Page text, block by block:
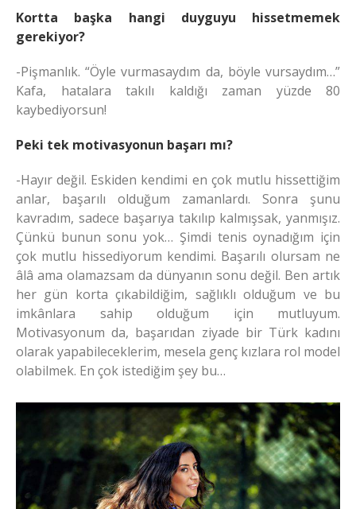
Kortta başka hangi duyguyu hissetmemek
gerekiyor?
-Pişmanlık. “Öyle vurmasaydım da, böyle vursaydım…”
Kafa, hatalara takılı kaldığı zaman yüzde 80
kaybediyorsun!
Peki tek motivasyonun başarı mı?
-Hayır değil. Eskiden kendimi en çok mutlu hissettiğim
anlar, başarılı olduğum zamanlardı. Sonra şunu
kavradım, sadece başarıya takılıp kalmışsak, yanmışız.
Çünkü bunun sonu yok… Şimdi tenis oynadığım için
çok mutlu hissediyorum kendimi. Başarılı olursam ne
âlâ ama olamazsam da dünyanın sonu değil. Ben artık
her gün korta çıkabildiğim, sağlıklı olduğum ve bu
imkânlara sahip olduğum için mutluyum.
Motivasyonum da, başarıdan ziyade bir Türk kadını
olarak yapabileceklerim, mesela genç kızlara rol model
olabilmek. En çok istediğim şey bu…